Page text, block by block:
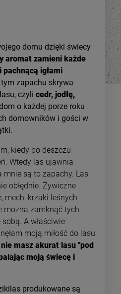
domu dzięki świecy
aromat zamieni każde
igłami
zapachu skrywa
czyli cedr, jodłę,
o każdej porze roku
domowników i gości w
kiedy po deszczu
Wtedy las ujawnia
mnie są to zapachy. Las
obłędnie. Żywiczne
mech, krzaki leśnych
można zamknąć tych
A właściwie
moją miłość do lasu
nie masz akurat lasu "pod
moją świecę i
produkowane są